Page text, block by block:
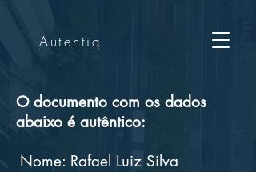
Autentiq
O documento com os dados
abaixo é autêntico:
Nome: Rafael Luiz Silva